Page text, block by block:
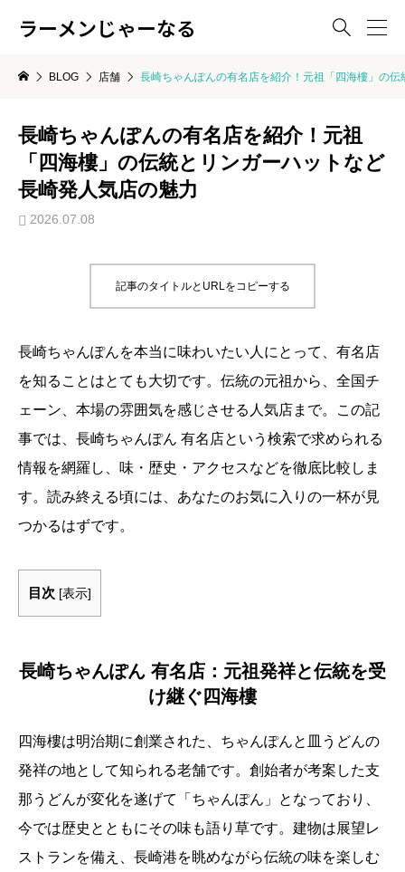
ラーメンじゃーなる 
BLOG 店舗 長崎ちゃんぽんの有名店を紹介！元祖「四海樓」の
長崎ちゃんぽんの有名店を紹介！元祖
「四海樓」の伝統とリンガーハットなど
長崎発人気店の魅力
2026.07.08
記事のタイトルとURLをコピーする
長崎ちゃんぽんを本当に味わいたい人にとって、有名店
を知ることはとても大切です。伝統の元祖から、全国チ
ェーン、本場の雰囲気を感じさせる人気店まで。この記
事では、長崎ちゃんぽん 有名店という検索で求められる
情報を網羅し、味・歴史・アクセスなどを徹底比較しま
す。読み終える頃には、あなたのお気に入りの一杯が見
つかるはずです。
目次 [表示]
長崎ちゃんぽん 有名店：元祖発祥と伝統を受
け継ぐ四海樓
四海樓は明治期に創業された、ちゃんぽんと皿うどんの
発祥の地として知られる老舗です。創始者が考案した支
那うどんが変化を遂げて「ちゃんぽん」となっており、
今では歴史とともにその味も語り草です。建物は展望レ
ストランを備え、長崎港を眺めながら伝統の味を楽しむ